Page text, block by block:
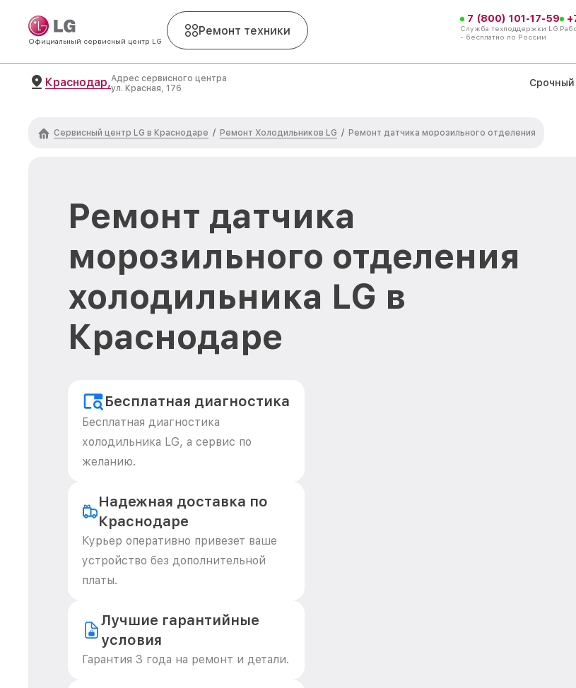
Официальный сервисный центр LG
Ремонт техники
7 (800) 101-17-59
Служба техподдержки LG
- бесплатно по России
Краснодар,Адрес сервисного центра
ул. Красная, 176
Сервисный центр LG в Краснодаре / Ремонт Холодильников LG / Ремонт датчика морозильного отделения
Ремонт датчика
морозильного отделения
холодильника LG в
Краснодаре
Бесплатная диагностика
Бесплатная диагностика
холодильника LG, а сервис по
желанию.
Надежная доставка по
Краснодаре
Курьер оперативно привезет ваше
устройство без дополнительной
платы.
Лучшие гарантийные
условия
Гарантия 3 года на ремонт и детали.